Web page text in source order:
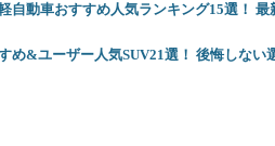
自動車おすすめ人気ランキング15選！
め&ユーザー人気SUV21選！ 後悔しない